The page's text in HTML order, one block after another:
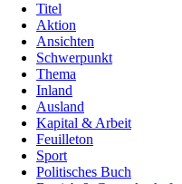
Titel
Aktion
Ansichten
Schwerpunkt
Thema
Inland
Ausland
Kapital & Arbeit
Feuilleton
Sport
Politisches Buch